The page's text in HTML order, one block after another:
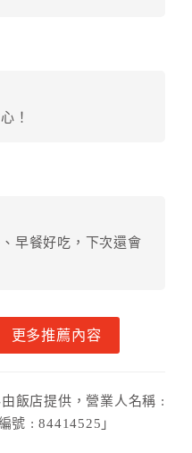
時，請注意！為避免飯
未提出申辦，視同無條
訂飯店，異動完成後不
於原訂單費用總計時，
依下列標準申辦：
用扣除總計0%為手續費
用扣除總計45%為手續費
扣除總計100%為手續費
！
早餐好吃，下次還會
更多推薦內容
飯店提供，營業人名稱 :
號 : 84414525」